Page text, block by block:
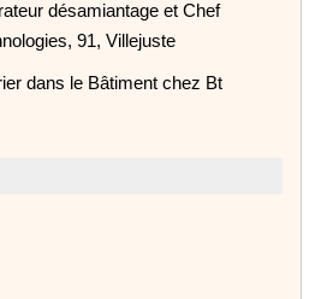
désamiantage et Chef
91, Villejuste
dans le Bâtiment chez Bt